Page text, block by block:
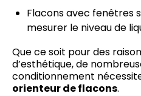
Flacons avec fenêtres
mesurer le niveau de
Que ce soit pour des
d’esthétique, de
conditionnement
orienteur de flacons.